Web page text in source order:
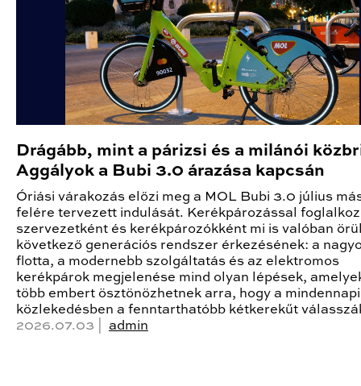
Drágább, mint a párizsi és a milánói
Aggályok a Bubi 3.0 árazása kapcsán
Óriási várakozás előzi meg a MOL Bubi 3.0 július
felére tervezett indulását. Kerékpározással
szervezetként és kerékpározókként mi is valóban
következő generációs rendszer érkezésének: a
flotta, a modernebb szolgáltatás és az elektromos
kerékpárok megjelenése mind olyan lépések,
több embert ösztönözhetnek arra, hogy a mindennapi
közlekedésben a fenntarthatóbb kétkerekűt
2026.07.03 | admin